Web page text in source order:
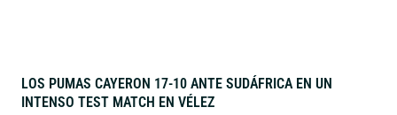
LOS PUMAS CAYERON 17-10 ANTE SUDÁFRICA EN UN
INTENSO TEST MATCH EN VÉLEZ